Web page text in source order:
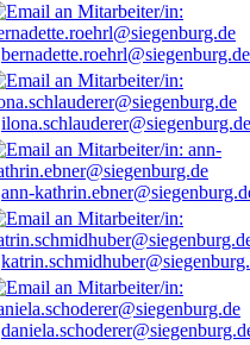
bernadette.roehrl@siegenburg.de
ilona.schlauderer@siegenburg.de
ann-